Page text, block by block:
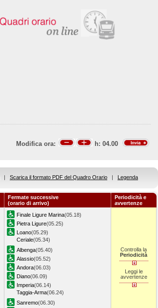
Modifica ora: h: 04.00
| Scarica il formato PDF del Quadro Orario | Legenda
Fermate successive
(orario di arrivo)
Periodicità e
avvertenze
Finale Ligure Marina(05.18)
Pietra Ligure(05.25)
Loano(05.29)
Ceriale(05.34)
Albenga(05.40)
Alassio(05.52)
Andora(06.03)
Diano(06.09)
Imperia(06.14)
Taggia-Arma(06.24)
Sanremo(06.30)
Controlla la
Periodicità
Leggi le
avvertenze